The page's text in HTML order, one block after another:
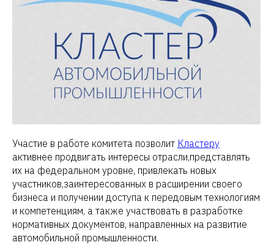
Участие в работе комитета позволит Кластеру
активнее продвигать интересы отрасли,представлять
их на федеральном уровне, привлекать новых
участников,заинтересованных в расширении своего
бизнеса и получении доступа к передовым технологиям
и компетенциям, а также участвовать в разработке
нормативных документов, направленных на развитие
автомобильной промышленности.